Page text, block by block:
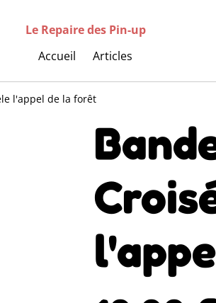
Le Repaire des Pin-up
Accueil
Articles
l'appel de la forêt